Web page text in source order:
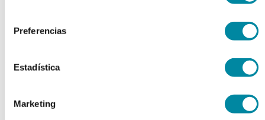
Preferencias
Estadística
Marketing
adquiriendo este producto
YODO RESUBLIMADO